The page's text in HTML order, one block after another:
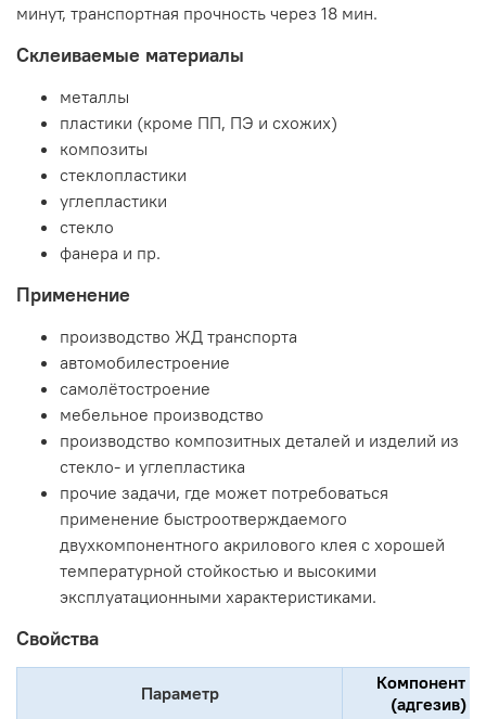
минут, транспортная прочность через 18 мин.
Склеиваемые материалы
металлы
пластики (кроме ПП, ПЭ и схожих)
композиты
стеклопластики
углепластики
стекло
фанера и пр.
Применение
производство ЖД транспорта
автомобилестроение
самолётостроение
мебельное производство
производство композитных деталей и изделий из
стекло- и углепластика
прочие задачи, где может потребоваться
применение быстроотверждаемого
двухкомпонентного акрилового клея с хорошей
температурной стойкостью и высокими
эксплуатационными характеристиками.
Свойства
Параметр
Компонент А
(адгезив)